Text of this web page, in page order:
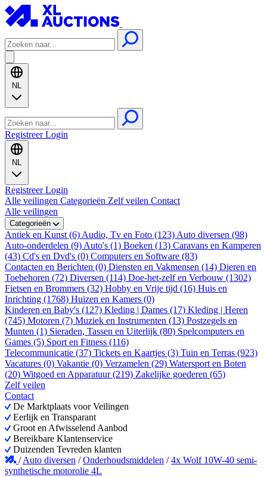
NL
RegistreerLogin
NL
RegistreerLogin
Alle veilingen Categorieën Zelf veilen Contact
Alle veilingen
Categorieën
Antiek en Kunst (6) Audio, Tv en Foto (123) Auto diversen (98)
Auto-onderdelen (9) Auto's (1) Boeken (13) Caravans en Kamperen
(43) Cd's en Dvd's (0) Computers en Software (83)
Contacten en Berichten (0) Diensten en Vakmensen (14) Dieren en
Toebehoren (72) Diversen (114) Doe-het-zelf en Verbouw (1302)
Fietsen en Brommers (32) Hobby en Vrije tijd (16) Huis en
Inrichting (1768) Huizen en Kamers (0)
Kinderen en Baby's (127) Kleding | Dames (17) Kleding | Heren
(745) Motoren (7) Muziek en Instrumenten (13) Postzegels en
Munten (1) Sieraden, Tassen en Uiterlijk (80) Spelcomputers en
Games (5) Sport en Fitness (116)
Telecommunicatie (37) Tickets en Kaartjes (3) Tuin en Terras (923)
Vacatures (0) Vakantie (0) Verzamelen (29) Watersport en Boten
(20) Witgoed en Apparatuur (219) Zakelijke goederen (65)
Zelf veilen
Contact
De Marktplaats voor Veilingen
Eerlijk en Transparant
Groot en Afwisselend Aanbod
Bereikbare Klantenservice
Duizenden Tevreden klanten
/Auto diversen /Onderhoudsmiddelen /4x Wolf 10W-40 semi-
synthetische motorolie 4L